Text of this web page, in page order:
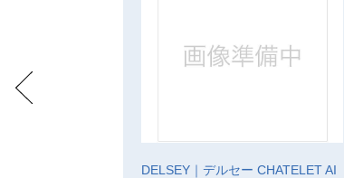
DELSEY｜デルセー CHATELET AI